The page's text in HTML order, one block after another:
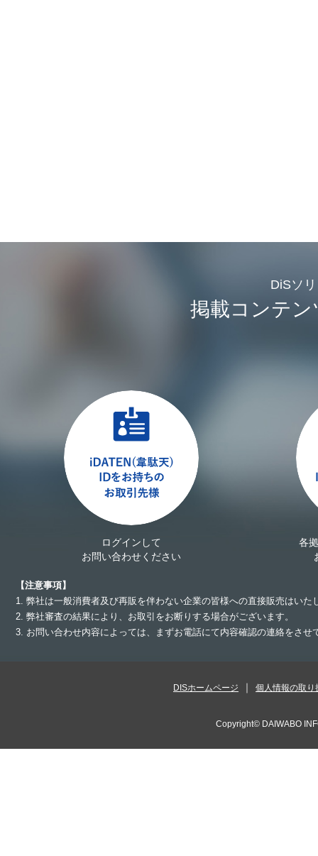
DiSソ
掲載コンテ
ログインして
お問い合わせください
各
【注意事項】
1. 弊社は一般消費者及び再販を伴わない企業の皆様への直接販売はいた
2. 弊社審査の結果により、お取引をお断りする場合がございます。
3. お問い合わせ内容によっては、まずお電話にて内容確認の連絡をさ
DISホームページ 個人情報の取り
Copyright© DAIWABO